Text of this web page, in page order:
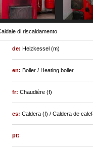
di riscaldamento
de:Heizkessel (m)
en:Boiler / Heating boiler
fr:Chaudière (f)
es:Caldera (f) / Caldera de
pt: